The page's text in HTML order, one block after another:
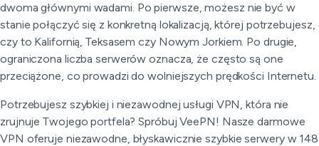
dwoma głównymi wadami. Po pierwsze, możesz nie być w
stanie połączyć się z konkretną lokalizacją, której potrzebujesz,
czy to Kalifornią, Teksasem czy Nowym Jorkiem. Po drugie,
ograniczona liczba serwerów oznacza, że często są one
przeciążone, co prowadzi do wolniejszych prędkości Internetu.
Potrzebujesz szybkiej i niezawodnej usługi VPN, która nie
zrujnuje Twojego portfela? Spróbuj VeePN! Nasze darmowe
VPN oferuje niezawodne, błyskawicznie szybkie serwery w 148